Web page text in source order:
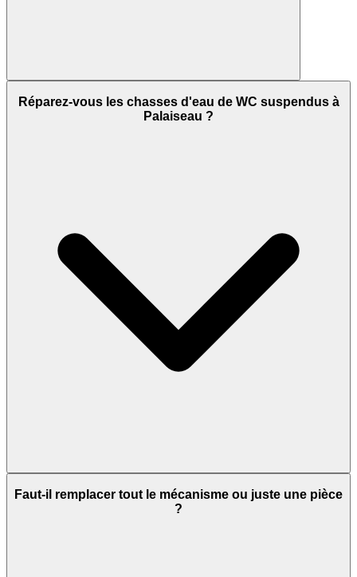
Réparez-vous les chasses d'eau de WC suspendus à
Palaiseau ?
Faut-il remplacer tout le mécanisme ou juste une pièce
?